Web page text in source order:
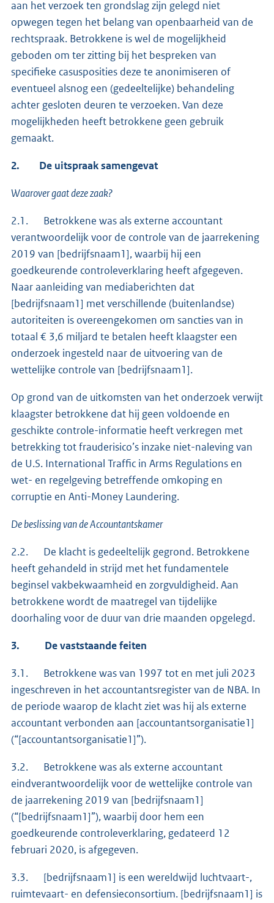
aan het verzoek ten grondslag zijn gelegd niet
opwegen tegen het belang van openbaarheid van de
rechtspraak. Betrokkene is wel de mogelijkheid
geboden om ter zitting bij het bespreken van
specifieke casusposities deze te anonimiseren of
eventueel alsnog een (gedeeltelijke) behandeling
achter gesloten deuren te verzoeken. Van deze
mogelijkheden heeft betrokkene geen gebruik
gemaakt.
2. De uitspraak samengevat
Waarover gaat deze zaak?
2.1. Betrokkene was als externe accountant
verantwoordelijk voor de controle van de jaarrekening
2019 van [bedrijfsnaam1], waarbij hij een
goedkeurende controleverklaring heeft afgegeven.
Naar aanleiding van mediaberichten dat
[bedrijfsnaam1] met verschillende (buitenlandse)
autoriteiten is overeengekomen om sancties van in
totaal € 3,6 miljard te betalen heeft klaagster een
onderzoek ingesteld naar de uitvoering van de
wettelijke controle van [bedrijfsnaam1].
Op grond van de uitkomsten van het onderzoek verwijt
klaagster betrokkene dat hij geen voldoende en
geschikte controle-informatie heeft verkregen met
betrekking tot frauderisico’s inzake niet-naleving van
de U.S. International Traffic in Arms Regulations en
wet- en regelgeving betreffende omkoping en
corruptie en Anti-Money Laundering.
De beslissing van de Accountantskamer
2.2. De klacht is gedeeltelijk gegrond. Betrokkene
heeft gehandeld in strijd met het fundamentele
beginsel vakbekwaamheid en zorgvuldigheid. Aan
betrokkene wordt de maatregel van tijdelijke
doorhaling voor de duur van drie maanden opgelegd.
3. De vaststaande feiten
3.1. Betrokkene was van 1997 tot en met juli 2023
ingeschreven in het accountantsregister van de NBA. In
de periode waarop de klacht ziet was hij als externe
accountant verbonden aan [accountantsorganisatie1]
(“[accountantsorganisatie1]”).
3.2. Betrokkene was als externe accountant
eindverantwoordelijk voor de wettelijke controle van
de jaarrekening 2019 van [bedrijfsnaam1]
(“[bedrijfsnaam1]”), waarbij door hem een
goedkeurende controleverklaring, gedateerd 12
februari 2020, is afgegeven.
3.3. [bedrijfsnaam1] is een wereldwijd luchtvaart-,
ruimtevaart- en defensieconsortium. [bedrijfsnaam1] is